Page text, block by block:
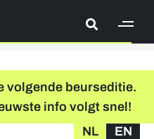
volgende beurseditie.
info volgt snel!
NL
EN